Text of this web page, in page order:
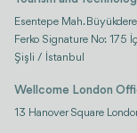
Esentepe Mah.
Ferko Signature No: 175
Şişli / İstanbul
Wellcome London
13 Hanover Square